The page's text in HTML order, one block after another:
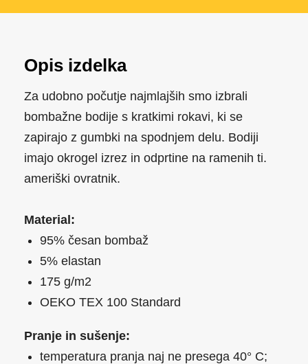
Opis izdelka
Za udobno počutje najmlajših smo izbrali
bombažne bodije s kratkimi rokavi, ki se
zapirajo z gumbki na spodnjem delu. Bodiji
imajo okrogel izrez in odprtine na ramenih ti.
ameriški ovratnik.
Material:
95% česan bombaž
5% elastan
175 g/m2
OEKO TEX 100 Standard
Pranje in sušenje:
temperatura pranja naj ne presega 40° C;